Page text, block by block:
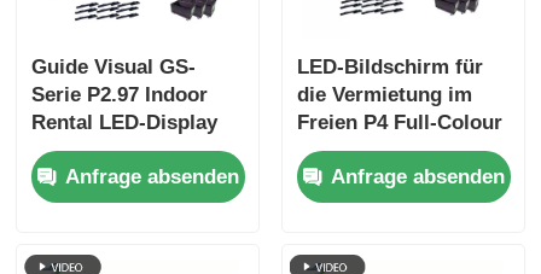
Guide Visual GS-
Serie P2.97 Indoor
Rental LED-Display
für
Ausstellungsveranstaltungen,
7680Hz ohne
Bildschirm CE
Anfrage absenden
LED-Bildschirm für
die Vermietung im
Freien P4 Full-Colour
HD Flughafen
Nutzung mobiler
Anfrage absenden